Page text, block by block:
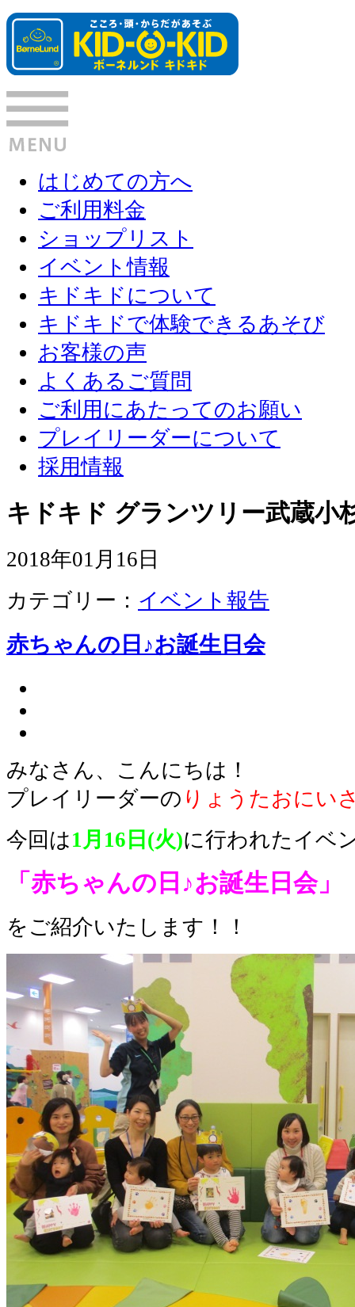
はじめての方へ
ご利用料金
ショップリスト
イベント情報
キドキドについて
キドキドで体験できるあそび
お客様の声
よくあるご質問
ご利用にあたってのお願い
プレイリーダーについて
採用情報
キドキド グランツリー武蔵小
2018年01月16日
カテゴリー： イベント報告
赤ちゃんの日♪お誕生日会
みなさん、こんにちは！
プレイリーダーの りょうたおにい
今回は1月16日(火)に行われたイベ
「赤ちゃんの日♪お誕生日会」
をご紹介いたします！！